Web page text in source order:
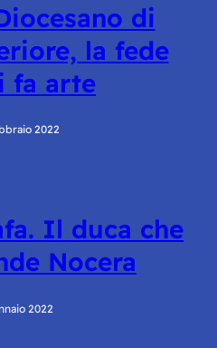
di
la fede
fa arte
2022
Il duca che
Nocera
2022